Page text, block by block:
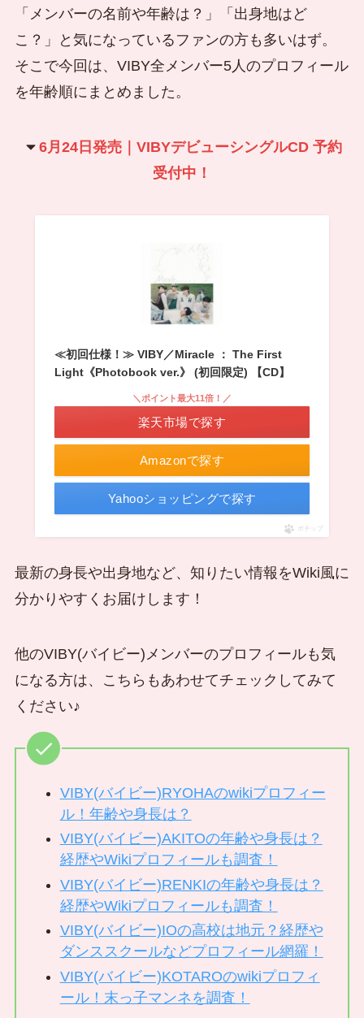
「メンバーの名前や年齢は？」「出身地はど
こ？」と気になっているファンの方も多いはず。
そこで今回は、VIBY全メンバー5人のプロフィール
を年齢順にまとめました。
6月24日発売｜VIBYデビューシングルCD 予約
受付中！
≪初回仕様！≫ VIBY／Miracle ： The First
Light《Photobook ver.》 (初回限定) 【CD】
Amazonで探す
＼ポイント最大11倍！／
楽天市場で探す
Yahooショッピングで探す
ポチップ
最新の身長や出身地など、知りたい情報をWiki風に
分かりやすくお届けします！
他のVIBY(バイビー)メンバーのプロフィールも気
になる方は、こちらもあわせてチェックしてみて
ください♪
VIBY(バイビー)RYOHAのwikiプロフィー
ル！年齢や身長は？
VIBY(バイビー)AKITOの年齢や身長は？
経歴やWikiプロフィールも調査！
VIBY(バイビー)RENKIの年齢や身長は？
経歴やWikiプロフィールも調査！
VIBY(バイビー)IOの高校は地元？経歴や
ダンススクールなどプロフィール網羅！
VIBY(バイビー)KOTAROのwikiプロフィ
ール！末っ子マンネを調査！